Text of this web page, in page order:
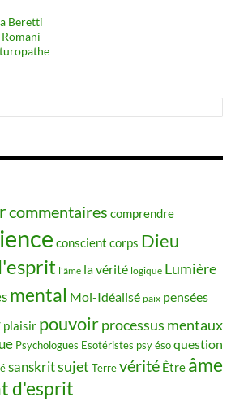
Beretti
commentaires comprendre
conscient corps Dieu
l'esprit l'âme la vérité logique Lumière
mental Moi-Idéalisé paix pensées
plaisir pouvoirprocessus mentaux
Psychologues Esotéristes psy ésoquestion
sanskritsujet Terrevérité Être âme
d'esprit